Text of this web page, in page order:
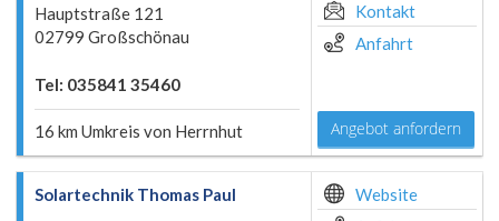
Hauptstraße 121
02799 Großschönau
Tel: 035841 35460
16 km Umkreis von Herrnhut
Kontakt
Anfahrt
Angebot anfordern
Solartechnik Thomas Paul
Website